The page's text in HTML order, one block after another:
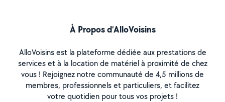
À Propos d’AlloVoisins
AlloVoisins est la plateforme dédiée aux prestations de
services et à la location de matériel à proximité de chez
vous ! Rejoignez notre communauté de 4,5 millions de
membres, professionnels et particuliers, et facilitez
votre quotidien pour tous vos projets !